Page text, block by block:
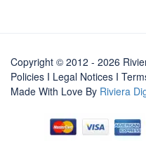
Copyright © 2012 - 2026
Policies I Legal Notices I
Made With Love By Riviera